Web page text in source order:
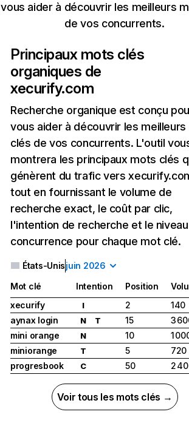
vous aider à découvrir les meilleurs
de vos concurrents.
Principaux mots clés
organiques de
xecurify.com
Recherche organique est conçu
vous aider à découvrir les
clés de vos concurrents. L'outil
montrera les principaux mots clés
génèrent du trafic vers
tout en fournissant le volume de
recherche exact, le coût par clic,
l'intention de recherche et le
concurrence pour chaque mot clé.
États-Unisjuin 2026
Mot clé Intention Position
xecurify
I 2
140
aynax login
N T 15
3
mini orange
N 10
1
miniorange
T 5
720
progresbook
C 50 2
Voir tous les mots clés →